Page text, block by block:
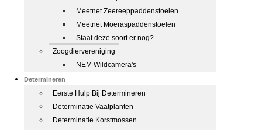
Meetnet Zeereeppaddenstoelen
Meetnet Moeraspaddenstoelen
Staat deze soort er nog?
Zoogdiervereniging
NEM Wildcamera's
Determineren
Eerste Hulp Bij Determineren
Determinatie Vaatplanten
Determinatie Korstmossen